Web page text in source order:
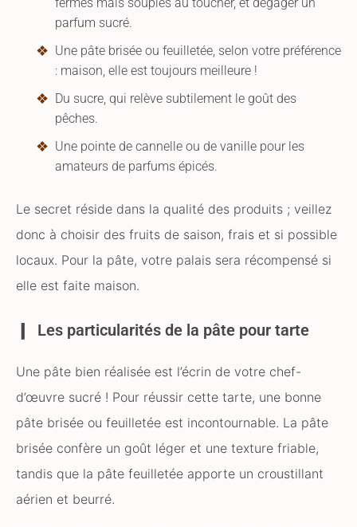
parfum sucré.
Une pâte brisée ou feuilletée, selon votre préférence
: maison, elle est toujours meilleure !
Du sucre, qui relève subtilement le goût des
pêches.
Une pointe de cannelle ou de vanille pour les
amateurs de parfums épicés.
Le secret réside dans la qualité des produits ; veillez
donc à choisir des fruits de saison, frais et si possible
locaux. Pour la pâte, votre palais sera récompensé si
elle est faite maison.
Les particularités de la pâte pour tarte
Une pâte bien réalisée est l’écrin de votre chef-
d’œuvre sucré ! Pour réussir cette tarte, une bonne
pâte brisée ou feuilletée est incontournable. La pâte
brisée confère un goût léger et une texture friable,
tandis que la pâte feuilletée apporte un croustillant
aérien et beurré.